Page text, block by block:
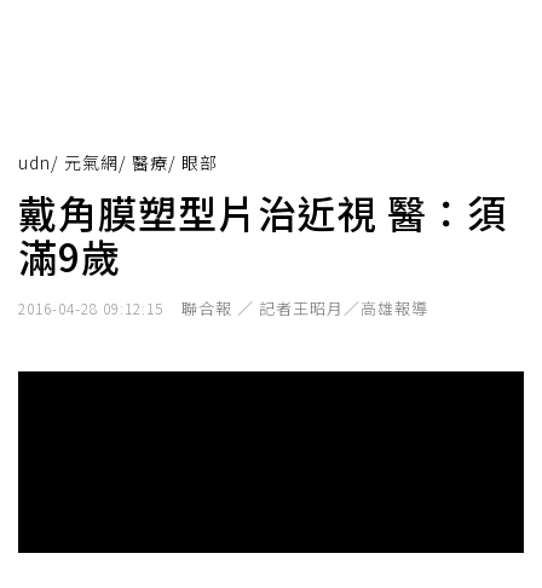
udn/ 元氣網/ 醫療/ 眼部
戴角膜塑型片治近視 醫：須
滿9歲
2016-04-28 09:12:15 聯合報 ／ 記者王昭月／高雄報導